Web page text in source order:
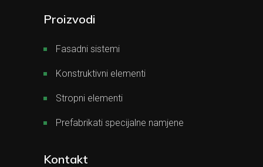
Proizvodi
Fasadni sistemi
Konstruktivni elementi
Stropni elementi
Prefabrikati specijalne namjene
Kontakt